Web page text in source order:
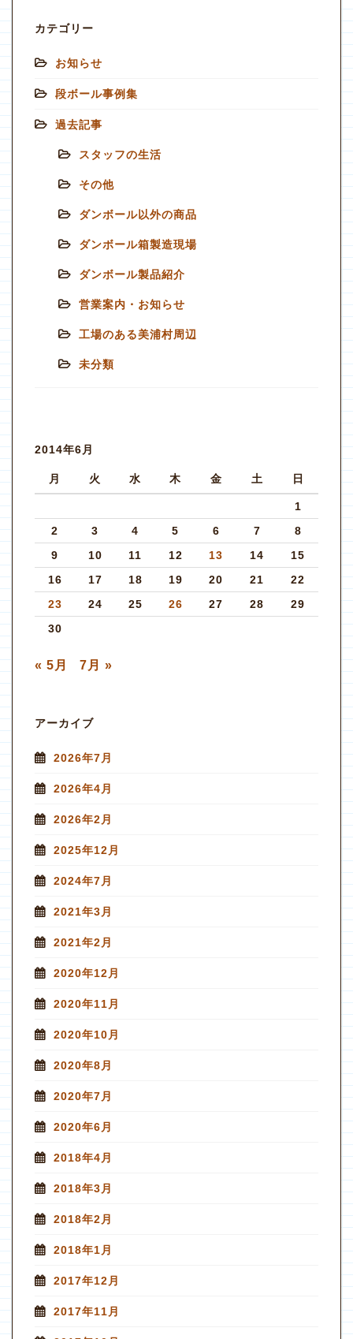
カテゴリー
お知らせ
段ボール事例集
過去記事
スタッフの生活
その他
ダンボール以外の商品
ダンボール箱製造現場
ダンボール製品紹介
営業案内・お知らせ
工場のある美浦村周辺
未分類
2014年6月
月 火 水 木 金 土 日
1
2
3 4 5 6 7
8
9
10 11 12 13 14
15
16
17 18 19 20 21
22
23
24 25 26 27 28
29
30
« 5月 7月 »
アーカイブ
2026年7月
2026年4月
2026年2月
2025年12月
2024年7月
2021年3月
2021年2月
2020年12月
2020年11月
2020年10月
2020年8月
2020年7月
2020年6月
2018年4月
2018年3月
2018年2月
2018年1月
2017年12月
2017年11月